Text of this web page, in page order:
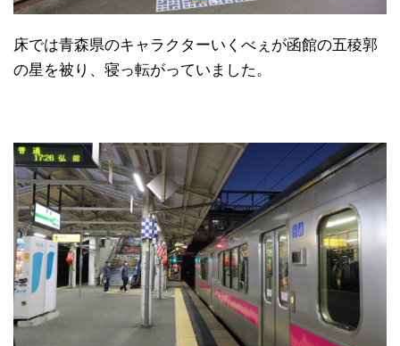
床では青森県のキャラクターいくべぇが函館の五稜郭
の星を被り、寝っ転がっていました。